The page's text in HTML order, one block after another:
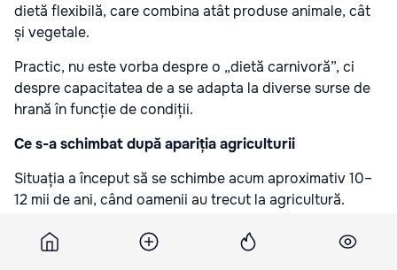
dietă flexibilă, care combina atât produse animale, cât
și vegetale.
Practic, nu este vorba despre o „dietă carnivoră”, ci
despre capacitatea de a se adapta la diverse surse de
hrană în funcție de condiții.
Ce s-a schimbat după apariția agriculturii
Situația a început să se schimbe acum aproximativ 10–
12 mii de ani, când oamenii au trecut la agricultură.
puțin diversificată.